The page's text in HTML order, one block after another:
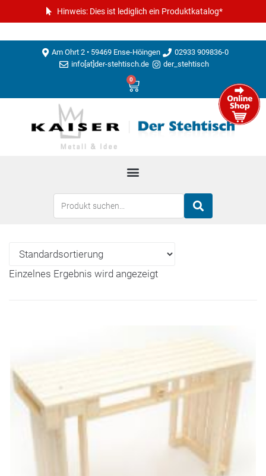
Hinweis: Dies ist lediglich ein Produktkatalog*
Am Ohrt 2 • 59469 Ense-Höingen
02933 909836-0
info[at]der-stehtisch.de
der_stehtisch
0
Einzelnes Ergebnis wird angezeigt